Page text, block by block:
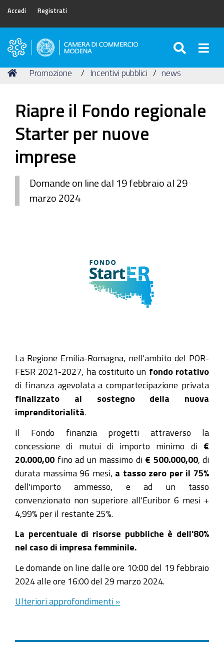
Accedi Registrati
Camera
Commercio
Tu
Home
Promozione Incentivi pubblici news
Riapre il Fondo regionale
Starter per nuove
imprese
Domande on line dal 19 febbraio al 29
marzo 2024
La Regione Emilia-Romagna, nell'ambito del POR-
FESR 2021-2027, ha costituito un fondo rotativo
di finanza agevolata a compartecipazione privata
finalizzato al sostegno della nuova
imprenditorialità
Il Fondo finanzia progetti attraverso la
concessione di mutui di importo minimo di €
20.000,00 fino ad un massimo di € 500.000,00, di
durata massima 96 mesi, a tasso zero per il 75%
dell'importo ammesso, e ad un tasso
convenzionato non superiore all'Euribor 6 mesi +
4,99% per il restante 25%.
La percentuale di risorse pubbliche è dell'80%
nel caso di impresa femminile.
Le domande on line dalle ore 10:00 del 19 febbraio
2024 alle ore 16:00 del 29 marzo 2024.
Ulteriori approfondimenti »